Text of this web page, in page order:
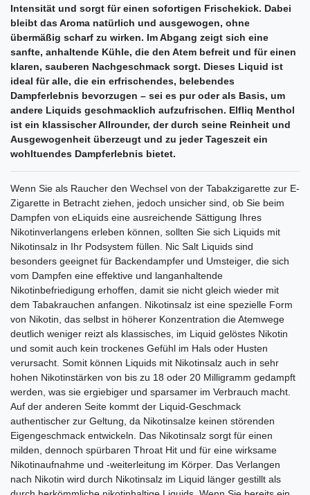
Intensität und sorgt für einen sofortigen Frischekick. Dabei
bleibt das Aroma natürlich und ausgewogen, ohne
übermäßig scharf zu wirken. Im Abgang zeigt sich eine
sanfte, anhaltende Kühle, die den Atem befreit und für einen
klaren, sauberen Nachgeschmack sorgt. Dieses Liquid ist
ideal für alle, die ein erfrischendes, belebendes
Dampferlebnis bevorzugen – sei es pur oder als Basis, um
andere Liquids geschmacklich aufzufrischen. Elfliq Menthol
ist ein klassischer Allrounder, der durch seine Reinheit und
Ausgewogenheit überzeugt und zu jeder Tageszeit ein
wohltuendes Dampferlebnis bietet.
Wenn Sie als Raucher den Wechsel von der Tabakzigarette zur E-
Zigarette in Betracht ziehen, jedoch unsicher sind, ob Sie beim
Dampfen von eLiquids eine ausreichende Sättigung Ihres
Nikotinverlangens erleben können, sollten Sie sich Liquids mit
Nikotinsalz in Ihr Podsystem füllen. Nic Salt Liquids sind
besonders geeignet für Backendampfer und Umsteiger, die sich
vom Dampfen eine effektive und langanhaltende
Nikotinbefriedigung erhoffen, damit sie nicht gleich wieder mit
dem Tabakrauchen anfangen. Nikotinsalz ist eine spezielle Form
von Nikotin, das selbst in höherer Konzentration die Atemwege
deutlich weniger reizt als klassisches, im Liquid gelöstes Nikotin
und somit auch kein trockenes Gefühl im Hals oder Husten
verursacht. Somit können Liquids mit Nikotinsalz auch in sehr
hohen Nikotinstärken von bis zu 18 oder 20 Milligramm gedampft
werden, was sie ergiebiger und sparsamer im Verbrauch macht.
Auf der anderen Seite kommt der Liquid-Geschmack
authentischer zur Geltung, da Nikotinsalze keinen störenden
Eigengeschmack entwickeln. Das Nikotinsalz sorgt für einen
milden, dennoch spürbaren Throat Hit und für eine wirksame
Nikotinaufnahme und -weiterleitung im Körper. Das Verlangen
nach Nikotin wird durch Nikotinsalz im Liquid länger gestillt als